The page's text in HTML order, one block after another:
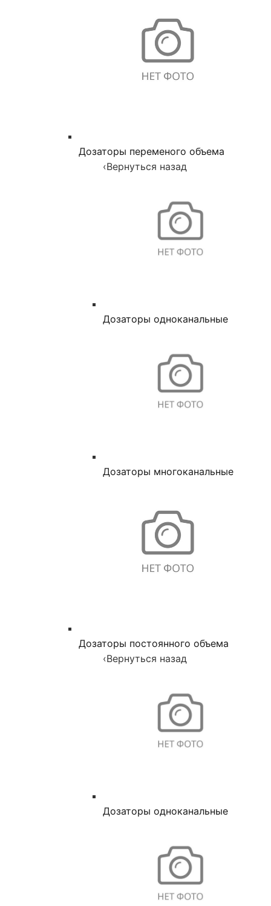
Дозаторы переменого объема
‹Вернуться назад
Дозаторы одноканальные
Дозаторы многоканальные
Дозаторы постоянного объема
‹Вернуться назад
Дозаторы одноканальные